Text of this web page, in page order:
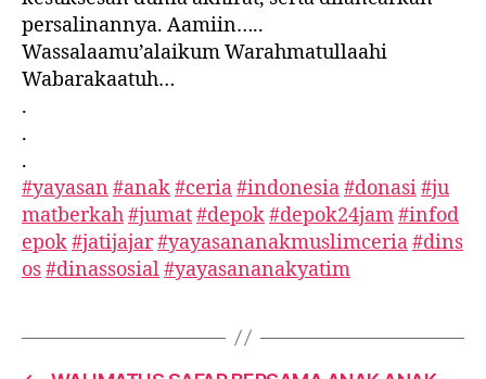
persalinannya. Aamiin…..
Wassalaamu’alaikum Warahmatullaahi
Wabarakaatuh…
.
.
.
#yayasan #anak#ceria#indonesia#donasi#ju
matberkah#jumat#depok#depok24jam#infod
epok#jatijajar#yayasananakmuslimceria#dins
os#dinassosial#yayasananakyatim